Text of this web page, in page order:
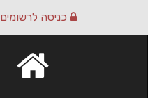
כניסה לרשומים